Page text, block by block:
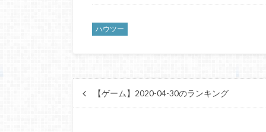
ハウツー
【ゲーム】2020-04-30のランキング